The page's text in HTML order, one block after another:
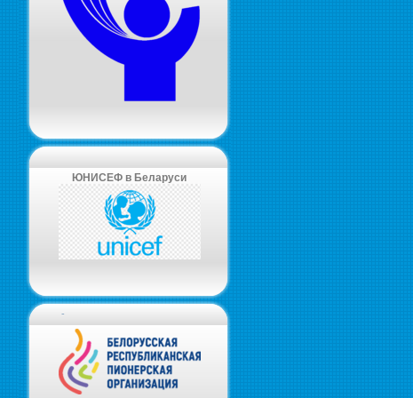
ЮНИСЕФ в Беларуси
-